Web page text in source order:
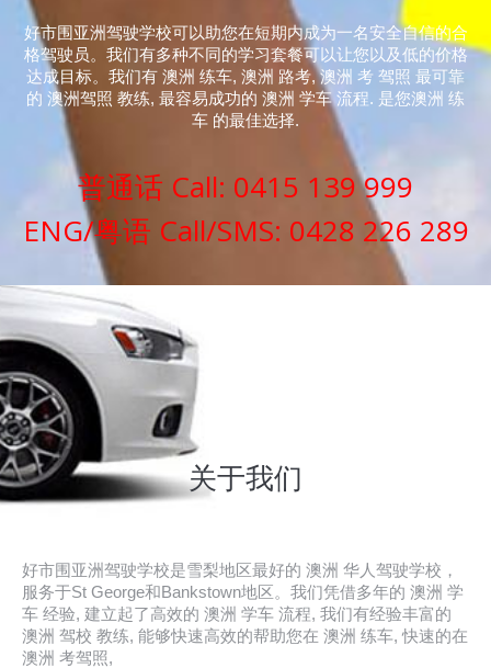
好市围亚洲驾驶学校可以助您在短期内成为一名安全自信的合
格驾驶员。我们有多种不同的学习套餐可以让您以及低的价格
达成目标。我们有 澳洲 练车, 澳洲 路考, 澳洲 考 驾照 最可靠
的 澳洲驾照 教练, 最容易成功的 澳洲 学车 流程. 是您澳洲 练
车 的最佳选择.
普通话 Call: 0415 139 999
ENG/粤语 Call/SMS: 0428 226 289
关于我们
好市围亚洲驾驶学校是雪梨地区最好的 澳洲 华人驾驶学校，
服务于St George和Bankstown地区。我们凭借多年的 澳洲 学
车 经验, 建立起了高效的 澳洲 学车 流程, 我们有经验丰富的
澳洲 驾校 教练, 能够快速高效的帮助您在 澳洲 练车, 快速的在
澳洲 考驾照,